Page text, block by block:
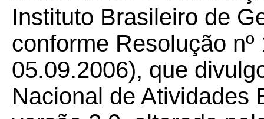
Instituto Brasileiro de
conforme Resolução
05.09.2006), que
Nacional de Atividades